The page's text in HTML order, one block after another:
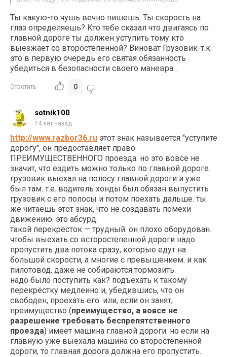
Ты какую-то чушь вечно пишешь. Ты скорость на
глаз определяешь? Кто тебе сказал что двигаясь по
главной дороге ты должен уступить тому кто
выезжает со второстепенной? Виноват Грузовик-т.к.
это в первую очередь его святая обязанность
убедиться в безопасности своего маневра…
Ответить 0
sotnik100
14 лет назад
http://www.razbor36.ru этот знак называется "уступите
дорогу", он предоставляет право
ПРЕИМУЩЕСТВЕННОГО проезда. но это вовсе не
значит, что ездить можно только по главной дороге.
грузовик выехал на полосу главной дороги и уже
был там. т.е. водитель хонды был обязан выпустить
грузовик с его полосы и потом поехать дальше. ты
же читаешь этот знак, что не создавать помехи
движению. это абсурд.
такой перекрёсток — трудный. он плохо оборудован.
чтобы выехать со всторостепенной дороги надо
пропустить два потока сразу, которые едут на
большой скорости, а многие с превышением. и как
пилотовод, даже не собираются тормозить.
надо было поступить как? подъехать к такому
перекрёстку медленно и, убедившись, что он
свободен, проехать его. или, если он занят,
преимущество (преимущество, а вовсе не
разрешение требовать беспрепятственного
проезда) имеет машина главной дороги. но если на
главную уже выехала машина со второстепенной
дороги, то главная дорога должна его пропустить.